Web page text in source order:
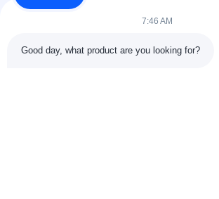
İlgili Ürünler
7:46 AM
Good day, what product are you looking for?